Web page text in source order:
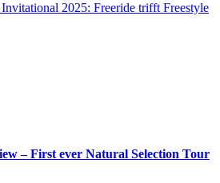
2025: Freeride trifft Freestyle
– First ever Natural Selection Tour